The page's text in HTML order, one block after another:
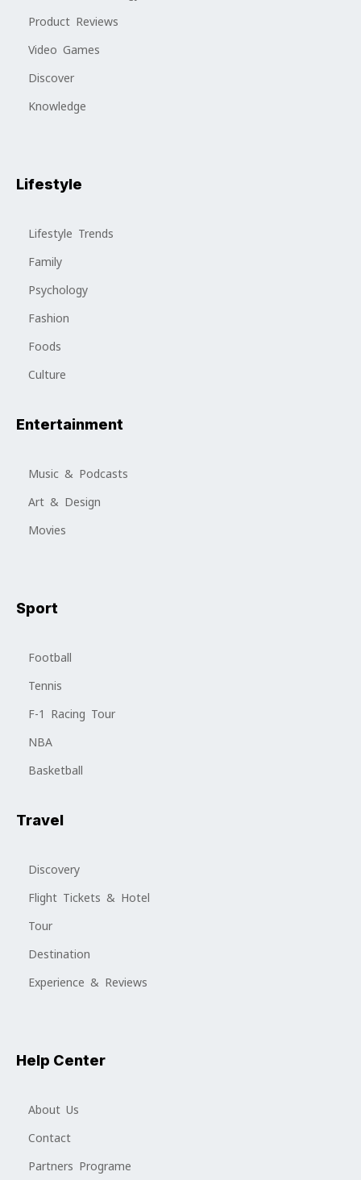
Product Reviews
Video Games
Discover
Knowledge
Lifestyle
Lifestyle Trends
Family
Psychology
Fashion
Foods
Culture
Entertainment
Music & Podcasts
Art & Design
Movies
Sport
Football
Tennis
F-1 Racing Tour
NBA
Basketball
Travel
Discovery
Flight Tickets & Hotel
Tour
Destination
Experience & Reviews
Help Center
About Us
Contact
Partners Programe